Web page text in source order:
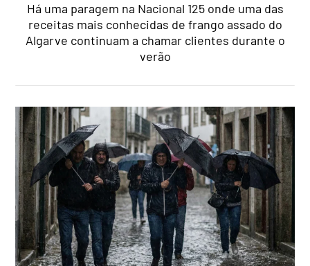
Há uma paragem na Nacional 125 onde uma das
receitas mais conhecidas de frango assado do
Algarve continuam a chamar clientes durante o
verão